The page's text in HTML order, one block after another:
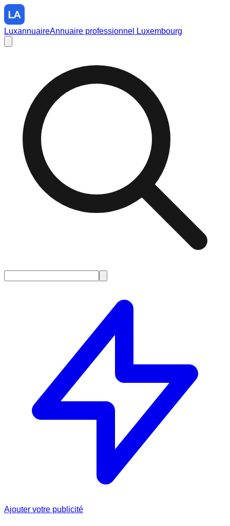
LuxannuaireAnnuaire professionnel Luxembourg
Ajouter votre publicité